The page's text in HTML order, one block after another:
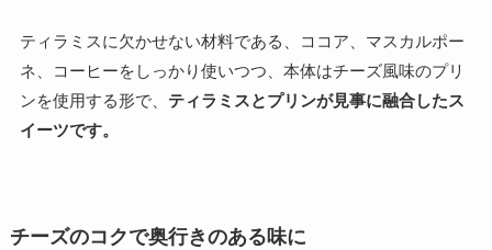
ティラミスに欠かせない材料である、ココア、マスカルポー
ネ、コーヒーをしっかり使いつつ、本体はチーズ風味のプリ
ンを使用する形で、 ティラミスとプリンが見事に融合したス
イーツです。
チーズのコクで奥行きのある味に